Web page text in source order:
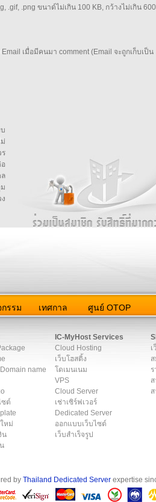
.gif, .png ขนาด์ไม่เกิน 100 KB, กว้างไม่เกิน 600
Email เมื่อมีคนมา comment (Email จะถูกเก็บเป็น
กรรม เทศกาล ศูนย์ OTOP
name
ซต์
หม่
น
IC-MyHost Services
Cloud Hosting
เว็บโฮสติ้ง
โดเมนเนม
VPS
Cloud Server
เช่าเซิร์ฟเวอร์
Dedicated Server
ออกแบบเว็บไซต์
เว็บสำเร็จรูป
by Thailand Dedicated Serverexpertise